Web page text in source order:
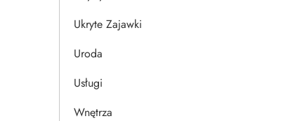
Ukryte Zajawki
Uroda
Usługi
Wnętrza